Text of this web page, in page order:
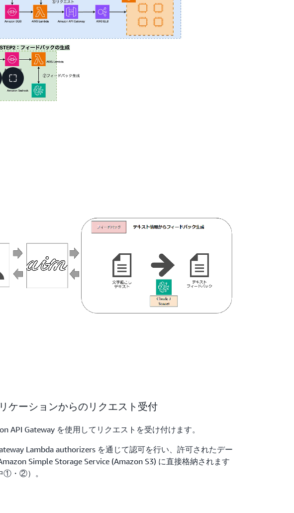
ケーションからのリクエスト受付
API Gateway を使用してリクエストを受け付けます。
Lambda authorizers を通じて認可を行い、許可されたデー
Simple Storage Service (Amazon S3) に直接格納されます
①・②）。